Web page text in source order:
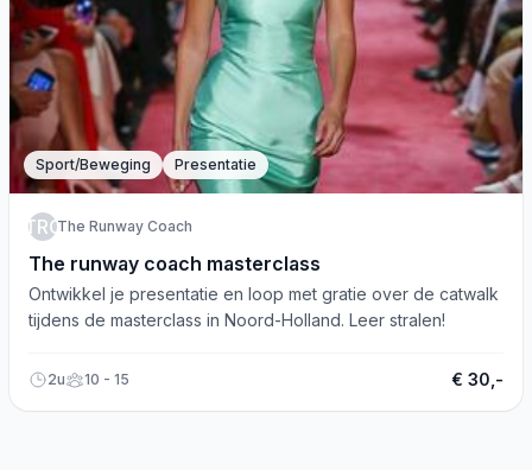
Sport/Beweging Presentatie
TRCThe Runway Coach
The runway coach masterclass
Ontwikkel je presentatie en loop met gratie over de catwalk
tijdens de masterclass in Noord-Holland. Leer stralen!
2u 10 - 15 € 30,-